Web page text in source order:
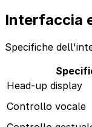
Interfaccia
Specifiche
Head-up display
Controllo vocale